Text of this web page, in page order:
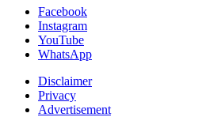
Facebook
Instagram
YouTube
WhatsApp
Disclaimer
Privacy
Advertisement